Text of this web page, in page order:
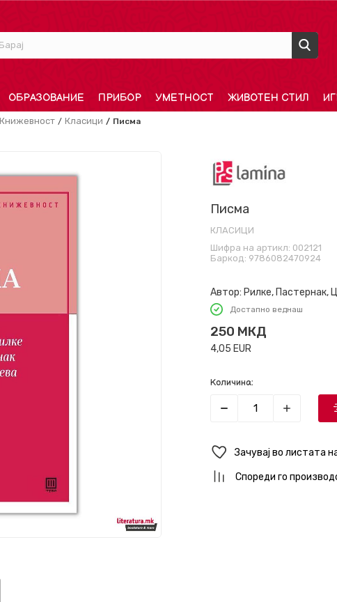
Барај
ОБРАЗОВАНИЕ ПРИБОР УМЕТНОСТ ЖИВОТЕН СТИЛ
Книжевност Класици Писма
Писма
КЛАСИЦИ
Шифра на артикл: 002121
Баркод: 9786082470924
Автор: Рилке, Пастернак,
Достапно веднаш
250 МКД
4,05 EUR
Количина:
Зачувај во листата
Спореди го